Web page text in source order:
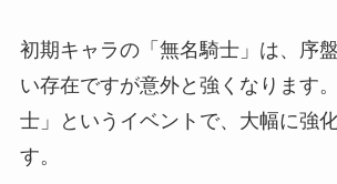
初期キャラの「無名騎士」は、序
い存在ですが意外と強くなります
士」というイベントで、大幅に強
す。